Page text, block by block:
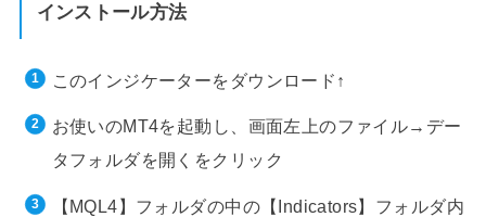
インストール方法
このインジケーターをダウンロード↑
お使いのMT4を起動し、画面左上のファイル→デー
タフォルダを開くをクリック
【MQL4】フォルダの中の【Indicators】フォルダ内